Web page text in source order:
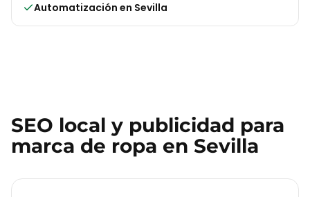
Automatización en Sevilla
SEO local y publicidad para
marca de ropa en Sevilla